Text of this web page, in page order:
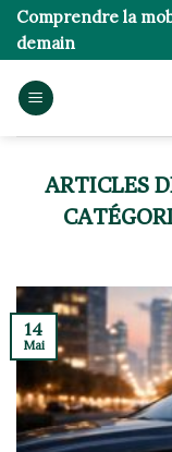
Skip
content
Comprendre la
demain
14
Mai